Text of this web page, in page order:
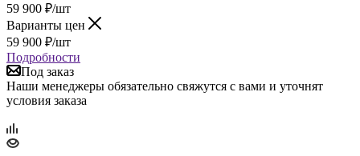
59 900 ₽/шт
Варианты цен
59 900 ₽/шт
Подробности
Под заказ
Наши менеджеры обязательно свяжутся с вами и уточнят
условия заказа